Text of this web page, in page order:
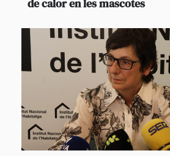
de calor en les mascotes